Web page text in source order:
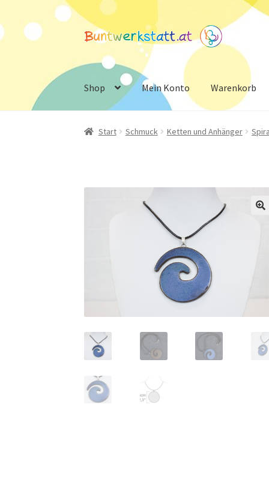
Zur
Navigation
springen
Zum
Inhalt
springen
Shop Mein Konto Warenkorb
Start Schmuck Ketten und Anhänger